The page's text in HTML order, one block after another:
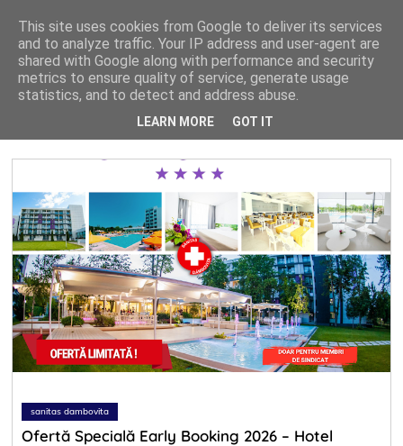
Se afișează postări cu eticheta
OFERTE
sanitas dambovita
Ofertă Specială Early Booking 2026 – Hotel
This site uses cookies from Google to deliver its services
and to analyze traffic. Your IP address and user-agent are
shared with Google along with performance and security
metrics to ensure quality of service, generate usage
statistics, and to detect and address abuse.
LEARN MORE GOT IT